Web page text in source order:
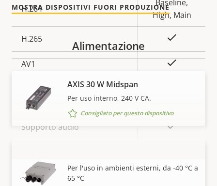
proprietà proprietà
H.264
Baseline,
High, Main
H.265
AV1
Audio
Descrizione
Supporto audio
Descrizione
Classe PoE
MOSTRA DISPOSITIVI FUORI PRODUZIONE
VISUALIZZA DI PIÙ
Alimentazione
AXIS 30 W Midspan
Per uso interno, 240 V CA.
Consigliato per questo dispositivo
Per l'uso in ambienti esterni, da -40 °C a
65 °C